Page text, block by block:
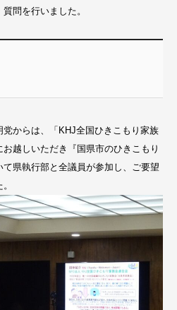
問を行いました。
からは、「KHJ全国ひきこもり家族
越しいただき『国県市のひきこもり
県執行部と全議員が参加し、ご要望